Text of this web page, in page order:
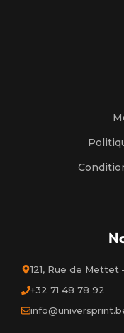
121, Rue de Mettet
+32 71 48 78 92